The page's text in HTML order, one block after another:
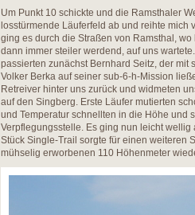
Um Punkt 10 schickte und die Ramsthaler
losstürmende Läuferfeld ab und reihte
ging es durch die Straßen von Ramsthal,
dann immer steiler werdend, auf uns
passierten zunächst Bernhard Seitz, der
Volker Berka auf seiner sub-6-h-Mission
Retreiver hinter uns zurück und widmeten
auf den Singberg. Erste Läufer mutierten
und Temperatur schnellten in die Höhe und
Verpflegungsstelle. Es ging nun leicht
Stück Single-Trail sorgte für einen weiteren
mühselig erworbenen 110 Höhenmeter